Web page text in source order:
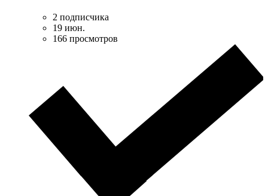
2 подписчика
19 июн.
166 просмотров